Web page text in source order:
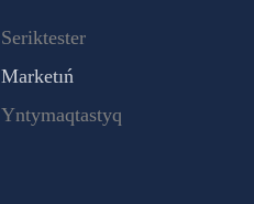
Seriktester
Marketıń
Yntymaqtastyq